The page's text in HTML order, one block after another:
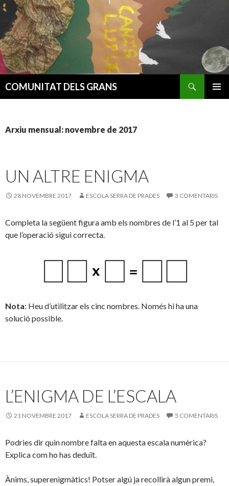
COMUNITAT DELS GRANS
Arxiu mensual: novembre de 2017
UN ALTRE ENIGMA
28 NOVEMBRE 2017 ESCOLA SERRA DE PRADES 3 COMENTARIS
Completa la següent figura amb els nombres de l’1 al 5 per tal
que l’operació sigui correcta.
Nota: Heu d’utilitzar els cinc nombres. Només hi ha una
solució possible.
L’ENIGMA DE L’ESCALA
21 NOVEMBRE 2017 ESCOLA SERRA DE PRADES 5 COMENTARIS
Podries dir quin nombre falta en aquesta escala numèrica?
Explica com ho has deduït.
Ànims, superenigmàtics! Potser algú ja recollirà algun premi,